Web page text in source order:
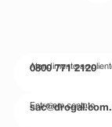
Atendimento ao
0800 771 2120
Entre em contato